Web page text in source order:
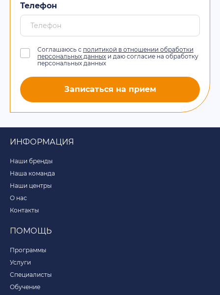
Телефон
Соглашаюсь с политикой в отношении обработки
персональных данных и даю согласие на обработку
персональных данных
Записаться на прием
ИНФОРМАЦИЯ
Наши бренды
Наша команда
Наши центры
О нас
Контакты
ПОМОЩЬ
Программы
Услуги
Специалисты
Обучение